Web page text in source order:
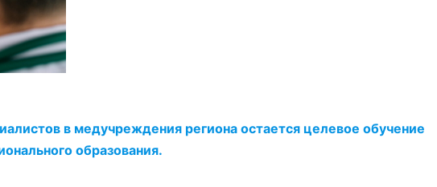
в медучреждения региона остается целевое обучение
образования.